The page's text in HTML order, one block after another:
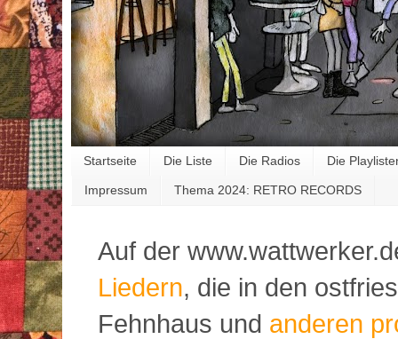
Startseite Die Liste Die Radios Die
Impressum Thema 2024: RETRO RECORDS
Auf der
Liedern, die in den
Fehnhaus und anderen